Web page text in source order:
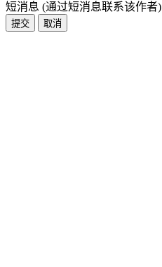
短消息 (通过短消息联系该作者)